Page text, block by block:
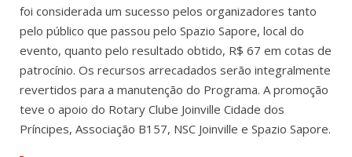
foi considerada um sucesso pelos organizadores tanto
pelo público que passou pelo Spazio Sapore, local do
evento, quanto pelo resultado obtido, R$ 67 em cotas de
patrocínio. Os recursos arrecadados serão integralmente
revertidos para a manutenção do Programa. A promoção
teve o apoio do Rotary Clube Joinville Cidade dos
Príncipes, Associação B157, NSC Joinville e Spazio Sapore.